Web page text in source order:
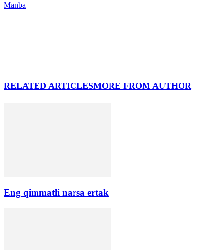
Manba
RELATED ARTICLESMORE FROM AUTHOR
Eng qimmatli narsa ertak